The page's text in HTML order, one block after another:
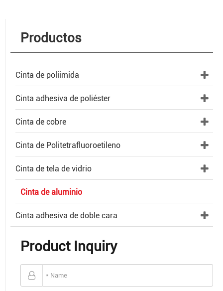
Productos
Cinta de poliimida
Cinta adhesiva de poliéster
Cinta de cobre
Cinta de Politetrafluoroetileno
Cinta de tela de vidrio
Cinta de aluminio
Cinta adhesiva de doble cara
Product Inquiry